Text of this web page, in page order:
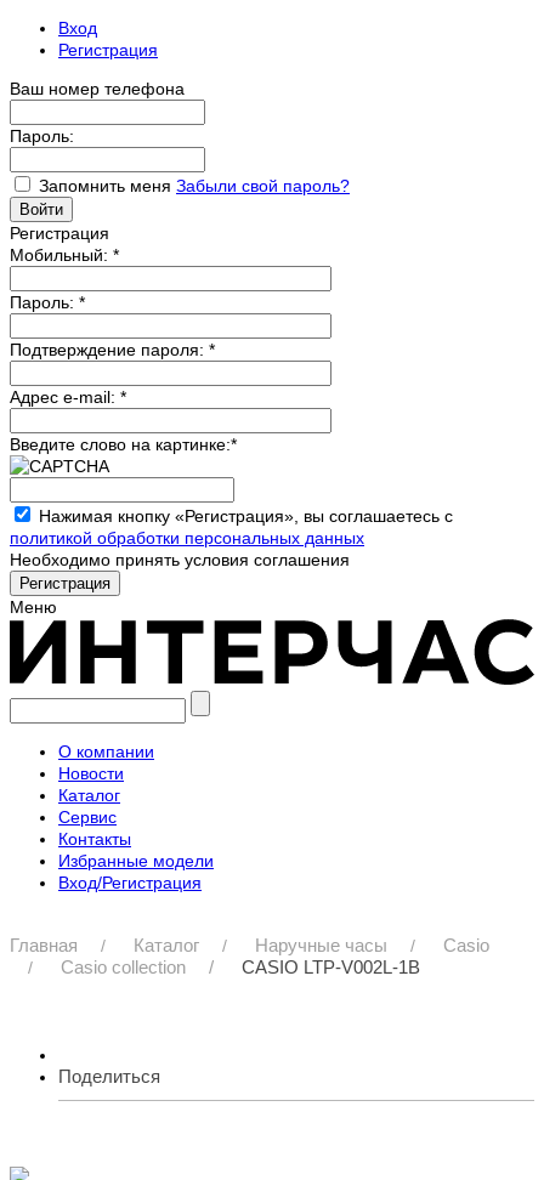
Вход
Регистрация
Ваш номер телефона
Пароль:
Запомнить меня Забыли свой пароль?
Регистрация
Мобильный: *
Пароль: *
Подтверждение пароля: *
Адрес e-mail: *
Введите слово на картинке:*
Нажимая кнопку «Регистрация», вы соглашаетесь с
политикой обработки персональных данных
Необходимо принять условия соглашения
Меню
О компании
Новости
Каталог
Сервис
Контакты
Избранные модели
Вход/Регистрация
Главная Каталог Наручные часы
Casio
Casio collection
CASIO LTP-V002L-1B
Поделиться